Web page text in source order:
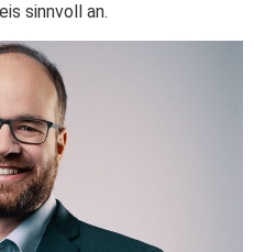
sinnvoll an.